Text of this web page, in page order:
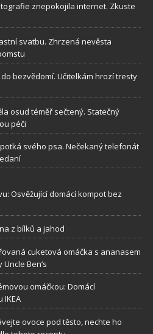
znepokojila internet. Zkuste
svatbu. Zhrzená nevěsta
bezvědomí. Učitelkám hrozí tresty
osud téměř sečtený. Statečný
péči
svého psa. Nečekaný telefonát
Osvěžující domácí kompot bez
z bílků a jahod
cuketová omáčka s ananasem
Ben’s
omáčkou: Domácí
ovoce pod těsto, nechte ho